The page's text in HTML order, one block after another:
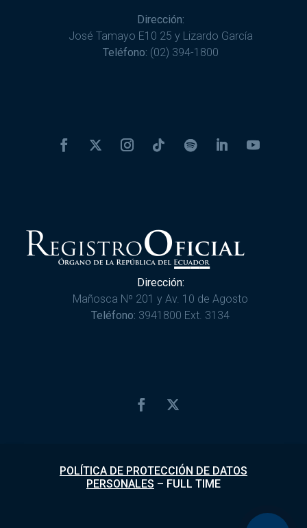
Dirección:
José Tamayo E10 25 y Lizardo García
Teléfono: (02) 394-1800
Dirección:
Mañosca Nº 201 y Av. 10 de Agosto
Teléfono: 3941800 Ext. 3134
POLÍTICA DE PROTECCIÓN DE DATOS
PERSONALES – FULL TIME